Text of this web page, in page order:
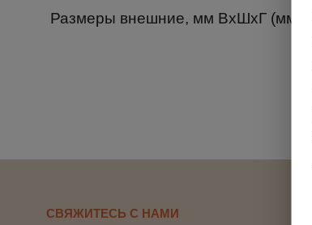
Размеры внешние, мм ВхШхГ (мм)
СВЯЖИТЕСЬ С НАМИ